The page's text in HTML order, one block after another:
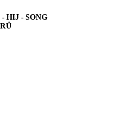
HIJ - SONG